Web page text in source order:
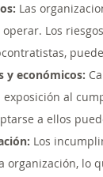
Las
Los
y económicos:
al
a ellos
Los
organización, lo